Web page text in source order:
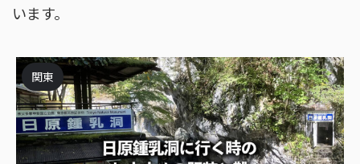
います。
関東